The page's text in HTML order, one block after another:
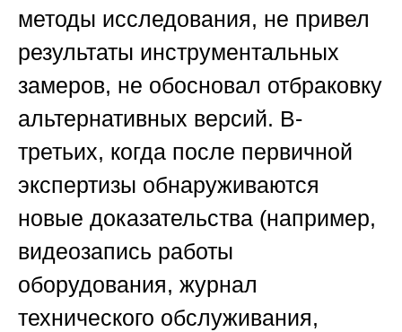
методы исследования, не привел
результаты инструментальных
замеров, не обосновал отбраковку
альтернативных версий. В-
третьих, когда после первичной
экспертизы обнаруживаются
новые доказательства (например,
видеозапись работы
оборудования, журнал
технического обслуживания,